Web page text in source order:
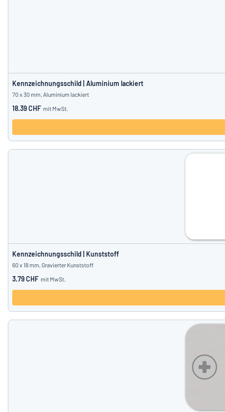
Kennzeichnungsschild | Aluminium lackiert
70 x 30 mm, Aluminium lackiert
18.39 CHF mit MwSt.
Kennzeichnungsschild | Kunststoff
60 x 18 mm, Gravierter Kunststoff
3.79 CHF mit MwSt.